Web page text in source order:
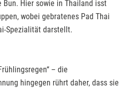
Bun. Hier sowie in Thailand isst
wobei gebratenes Pad Thai
Spezialität darstellt.
– die
hingegen rührt daher, dass sie